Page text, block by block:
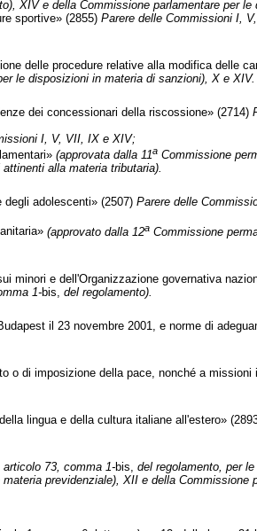
XIV e della Commissione parlamentare per le
sportive» (2855) Parere delle Commissioni I,
delle procedure relative alla modifica delle
le disposizioni in materia di sanzioni), X e XIV.
dei concessionari della riscossione» (2714)
I, V, VII, IX e XIV;
(approvata dalla 11aCommissione
alla materia tributaria).
adolescenti» (2507) Parere delle
(approvato dalla 12aCommissione
minori e dell'Organizzazione governativa
1-bis, del regolamento).
il 23 novembre 2001, e norme di
o di imposizione della pace, nonché a missioni
lingua e della cultura italiane all'estero»
articolo 73, comma 1-bis, del regolamento, per
previdenziale), XII e della Commissione